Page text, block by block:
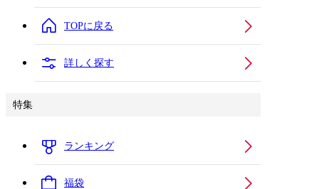
TOPに戻る
詳しく探す
特集
ランキング
福袋